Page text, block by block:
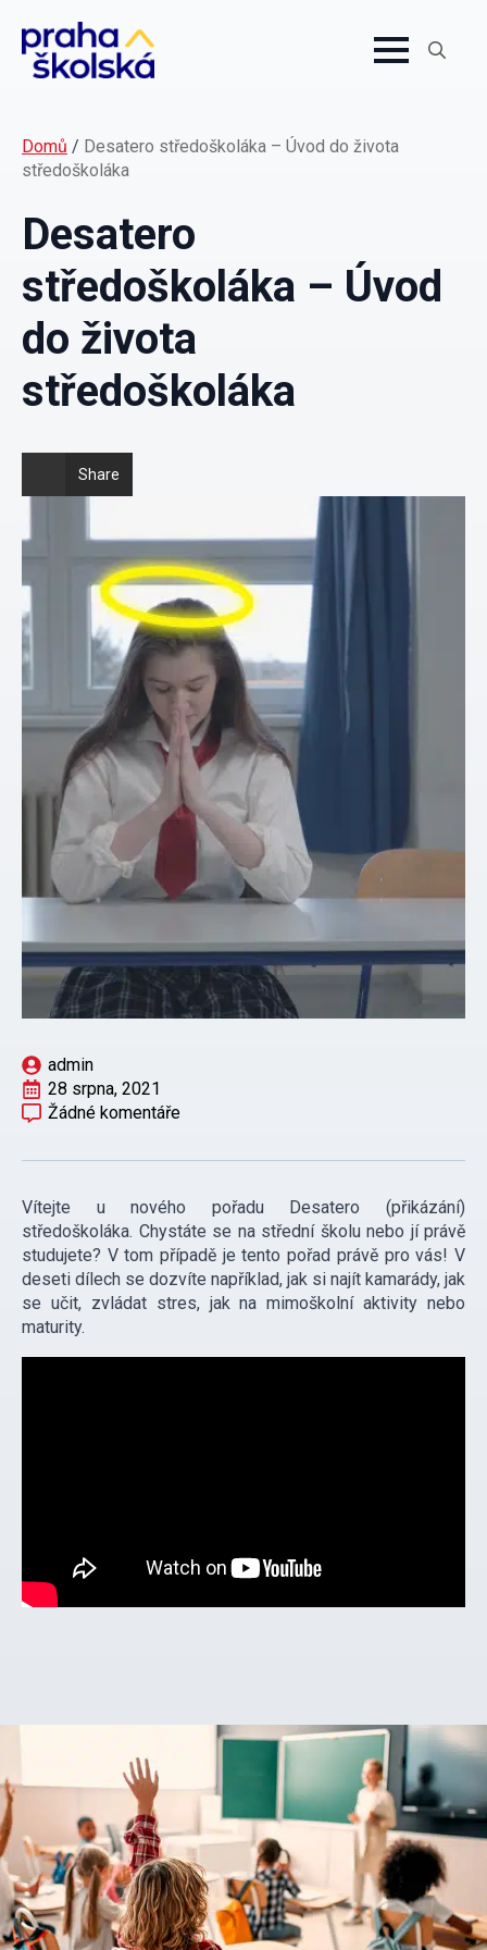
Domů / Desatero středoškoláka – Úvod do života
středoškoláka
Desatero
středoškoláka – Úvod
do života
středoškoláka
Share
admin
28 srpna, 2021
Žádné komentáře
Vítejte u nového pořadu Desatero (přikázání)
středoškoláka. Chystáte se na střední školu nebo jí právě
studujete? V tom případě je tento pořad právě pro vás! V
deseti dílech se dozvíte například, jak si najít kamarády, jak
se učit, zvládat stres, jak na mimoškolní aktivity nebo
maturity.